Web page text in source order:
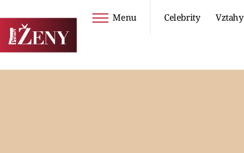
Menu Celebrity Vztahy